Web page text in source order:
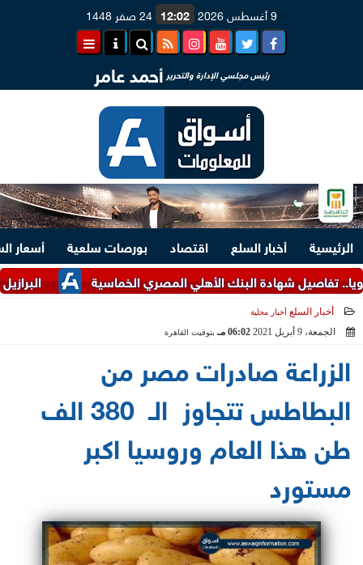
9 أغسطس 2026 12:02 24 صفر 1448
رئيس مجلسي الإدارة والتحرير أحمد عامر
الرئيسية أخبار السلع اقتصاد بورصات سلعية
أسعار
البرازيل تتوقع إنتادج 1.17 مليون طن من الفول
أخبار السلع أخبار محلية
الجمعة، 9 أبريل 2021 06:02 مـ بتوقيت القاهرة
الزراعة صادرات مصر من
البطاطس تتجاوز الـ 380 الف
طن هذا العام وروسيا اكبر
مستورد